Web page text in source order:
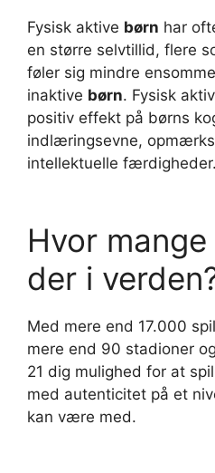
Fysisk aktive børn har
en større selvtillid, flere
føler sig mindre
inaktive børn. Fysisk
positiv effekt på børns
indlæringsevne,
intellektuelle færdigheder.
Hvor
der i
Med mere end 17.000
mere end 90 stadioner
21 dig mulighed for at
med autenticitet på et
kan være med.